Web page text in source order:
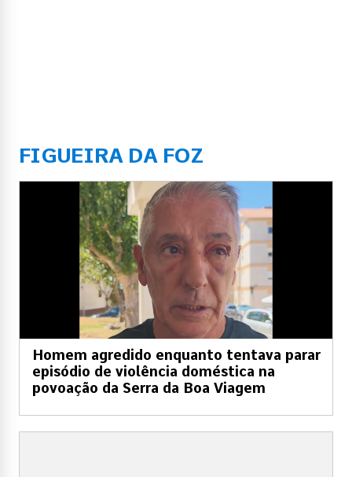
FIGUEIRA DA FOZ
Homem agredido enquanto tentava parar
episódio de violência doméstica na
povoação da Serra da Boa Viagem